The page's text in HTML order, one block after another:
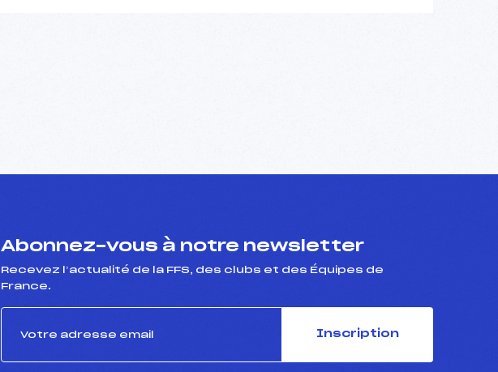
Abonnez-vous à notre newsletter
Recevez l’actualité de la FFS, des clubs et des Équipes de
France.
Inscription